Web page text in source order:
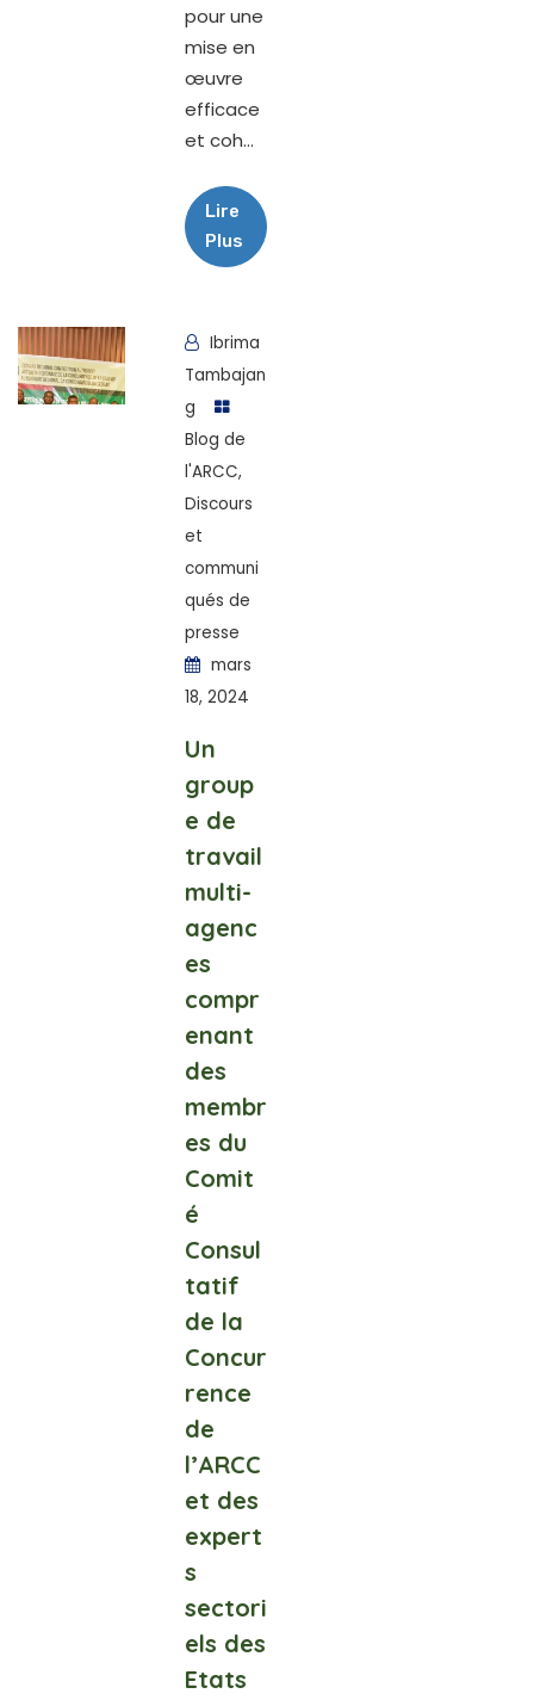
pour une
mise en
œuvre
efficace
et coh...
Lire
Plus
Ibrima
Tambajan
g
Blog de
l'ARCC,
Discours
et
communi
qués de
presse
mars
18, 2024
Un
group
e de
travail
multi-
agenc
es
compr
enant
des
membr
es du
Comit
é
Consul
tatif
de la
Concur
rence
de
l’ARCC
et des
expert
s
sectori
els des
Etats